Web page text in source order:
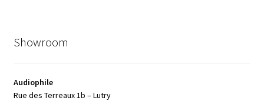
Showroom
Audiophile
Rue des Terreaux 1b – Lutry